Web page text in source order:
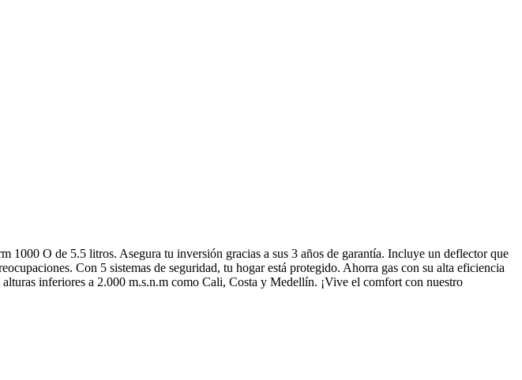
O de 5.5 litros. Asegura tu inversión gracias a sus 3 años de garantía. Incluye un deflector que
Con 5 sistemas de seguridad, tu hogar está protegido. Ahorra gas con su alta eficiencia
inferiores a 2.000 m.s.n.m como Cali, Costa y Medellín. ¡Vive el comfort con nuestro